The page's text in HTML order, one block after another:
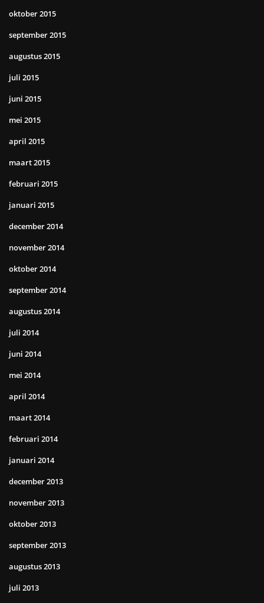
oktober 2015
september 2015
augustus 2015
juli 2015
juni 2015
mei 2015
april 2015
maart 2015
februari 2015
januari 2015
december 2014
november 2014
oktober 2014
september 2014
augustus 2014
juli 2014
juni 2014
mei 2014
april 2014
maart 2014
februari 2014
januari 2014
december 2013
november 2013
oktober 2013
september 2013
augustus 2013
juli 2013